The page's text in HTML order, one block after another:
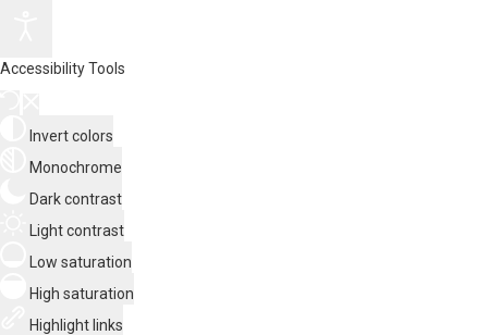
Accessibility Tools
Invert colors
Monochrome
Dark contrast
Light contrast
Low saturation
High saturation
Highlight links